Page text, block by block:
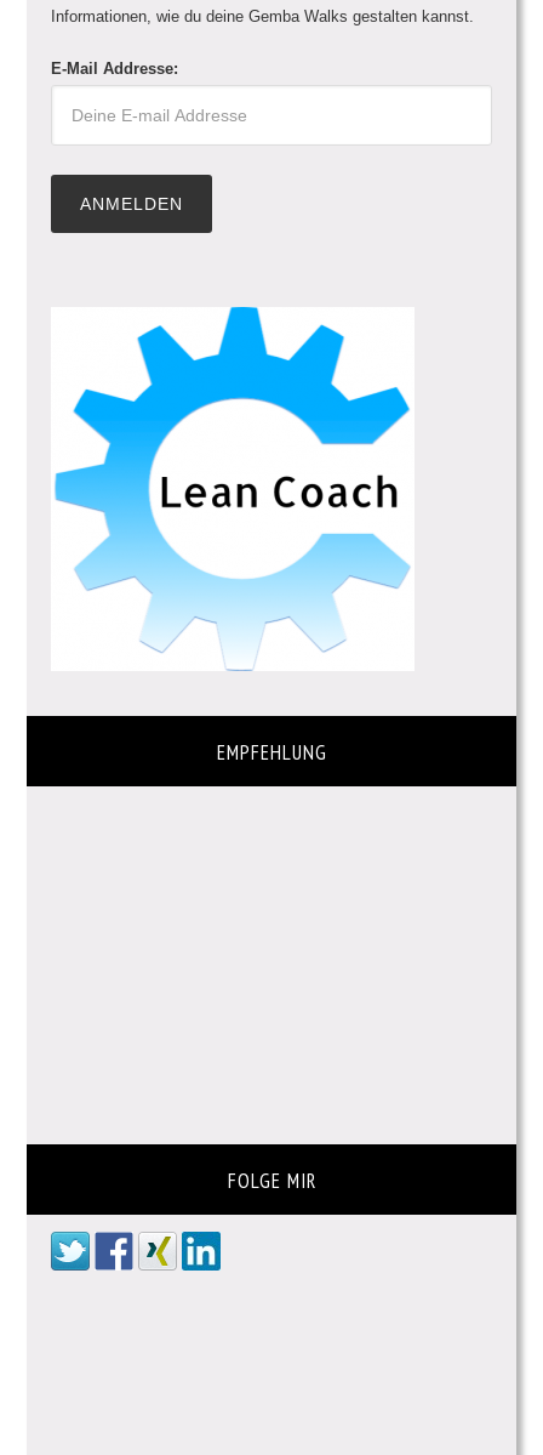
Informationen, wie du deine Gemba Walks gestalten kannst.
E-Mail Addresse:
EMPFEHLUNG
FOLGE MIR